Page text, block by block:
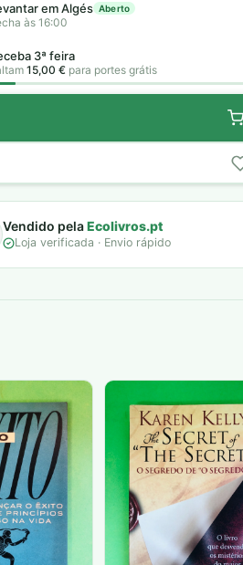
em Algés Aberto
às 16:00
3ª feira
15,00 € para portes grátis
Vendido pelaEcolivros.pt
Loja verificada · Envio rápido